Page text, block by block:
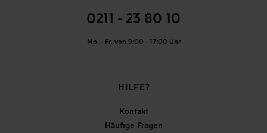
0211 - 23 80 10
Mo. - Fr. von 9:00 - 17:00 Uhr
HILFE?
Kontakt
Häufige Fragen